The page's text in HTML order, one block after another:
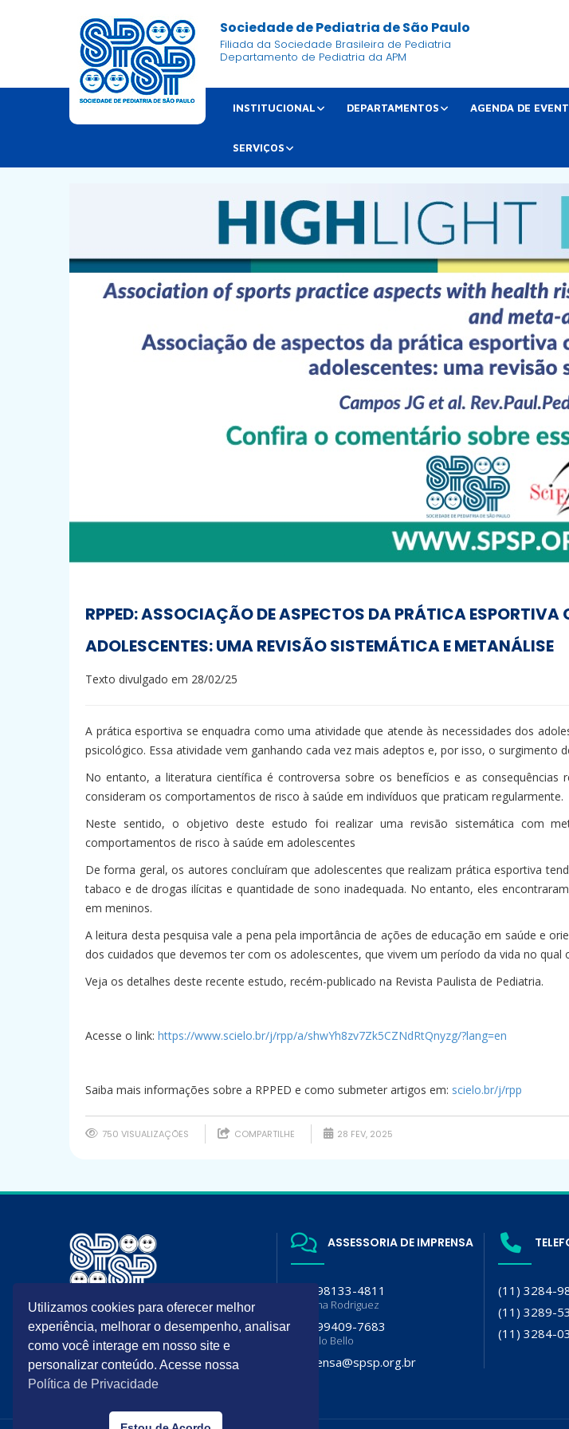
Sociedade de Pediatria de São Paulo
Filiada da Sociedade Brasileira de Pediatria
Departamento de Pediatria da APM
INSTITUCIONAL DEPARTAMENTOS AGENDA DE
SERVIÇOS
RPPED: ASSOCIAÇÃO DE ASPECTOS DA PRÁTICA
ADOLESCENTES: UMA REVISÃO SISTEMÁTICA E METANÁLISE
Texto divulgado em 28/02/25
A prática esportiva se enquadra como uma atividade que atende às necessidades dos
psicológico. Essa atividade vem ganhando cada vez mais adeptos e, por isso, o
No entanto, a literatura científica é controversa sobre os benefícios e as consequências
consideram os comportamentos de risco à saúde em indivíduos que praticam regularmente.
Neste sentido, o objetivo deste estudo foi realizar uma revisão sistemática com
comportamentos de risco à saúde em adolescentes
De forma geral, os autores concluíram que adolescentes que realizam prática esportiva
tabaco e de drogas ilícitas e quantidade de sono inadequada. No entanto, eles
em meninos.
A leitura desta pesquisa vale a pena pela importância de ações de educação em saúde e
dos cuidados que devemos ter com os adolescentes, que vivem um período da vida no
Veja os detalhes deste recente estudo, recém-publicado na Revista Paulista de Pediatria.
Acesse o link: https://www.scielo.br/j/rpp/a/shwYh8zv7Zk5CZNdRtQnyzg/?lang=en
Saiba mais informações sobre a RPPED e como submeter artigos em: scielo.br/j/rpp
750 VISUALIZAÇÕES COMPARTILHE 28 FEV, 2025
A SPSP é filiada da Sociedade
Brasileira de Pediatria (SBP) e
Departamento de Pediatria da
Associação Paulista de Medicina
(APM)
ASSESSORIA DE IMPRENSA
(11) 98133-4811
Luciana Rodriguez
(11) 99409-7683
Flavia lo Bello
imprensa@spsp.org.br
(11) 3284-
(11) 3289-
(11) 3284-
Utilizamos cookies para oferecer melhor
experiência, melhorar o desempenho, analisar
como você interage em nosso site e
personalizar conteúdo. Acesse nossa
Política de Privacidade